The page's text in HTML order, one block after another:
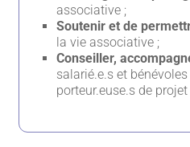
associative ;
Soutenir et de
la vie associative ;
Conseiller,
salarié.e.s et
porteur.euse.s de projet